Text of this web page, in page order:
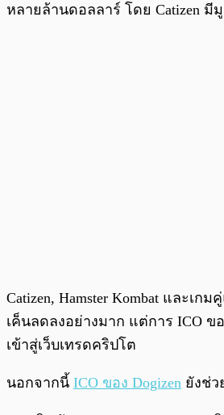
หลายล้านดอลลาร์ โดย Catizen มี
Catizen, Hamster Kombat และเ
เค็นลดลงอย่างมาก แต่การ ICO
เข้าสู่เว็บเทรดคริปโต
นอกจากนี้ ICO ของ Dogizen ยังช่ว